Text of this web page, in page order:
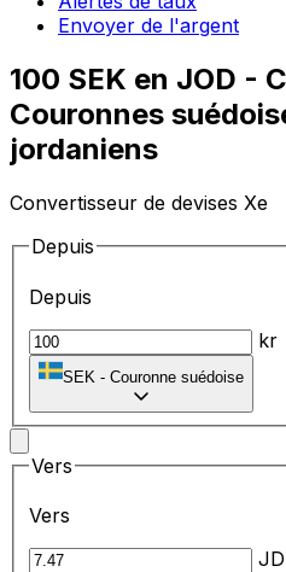
Envoyer de l'argent
100 SEK en JOD -
Couronnes
jordaniens
Convertisseur de devises Xe
Depuis
Depuis
kr
SEK - Couronne suédoise
Vers
Vers
JD